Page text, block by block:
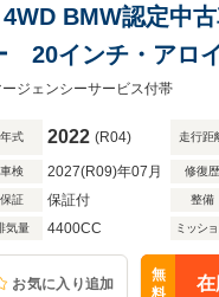
BMW認定中
20インチ・アロ
ジェンシーサービス付帯
年式 2022 (R04) 走行距
車検 2027(R09)年07月 修復歴
保証 保証付 整備
気量 4400CC ミッシ
お気に入り追加
無
料